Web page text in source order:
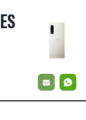
EMAIL